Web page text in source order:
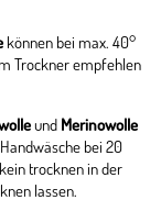
können bei max. 40°
Trockner empfehlen
und Merinowolle
bei 20
trocknen in der
lassen.